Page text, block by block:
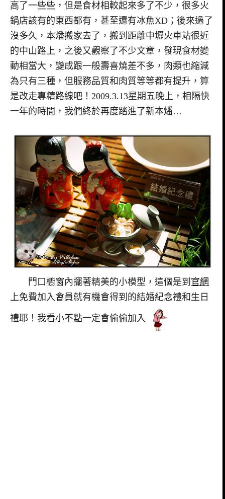
高了一些些，但是食材相較起來多了不少，很多火
鍋店該有的東西都有，甚至還有冰魚XD；後來過了
沒多久，本燔搬家去了，搬到距離中壢火車站很近
的中山路上，之後又觀察了不少文章，發現食材變
動相當大，變成跟一般壽喜燒差不多，肉類也縮減
為只有三種，但服務品質和肉質等等都有提升，算
是改走專精路線吧！2009.3.13星期五晚上，相隔快
一年的時間，我們終於再度踏進了新本燔…
門口櫥窗內擺著精美的小模型，這個是到 官網
上免費加入會員就有機會得到的結婚紀念禮和生日
禮耶！我看小不點一定會偷偷加入